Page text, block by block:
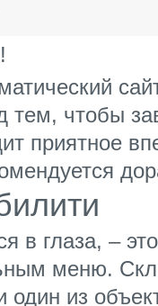
тем, чтобы
приятное
в глаза, –
меню.
из